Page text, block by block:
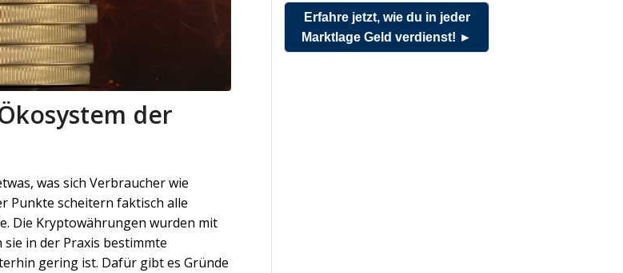
der
was sich Verbraucher wie
Punkte scheitern faktisch alle
Die Kryptowährungen wurden mit
in der Praxis bestimmte
gering ist. Dafür gibt es Gründe
Erfahre jetzt, wie du in jeder
Marktlage Geld verdienst! ►